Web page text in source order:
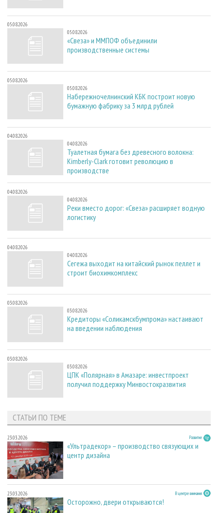
05.08.2026
05.08.2026
«Свеза» и ММПОФ объединили
производственные системы
05.08.2026
05.08.2026
Набережночелнинский КБК построит новую
бумажную фабрику за 3 млрд рублей
04.08.2026
04.08.2026
Туалетная бумага без древесного волокна:
Kimberly-Clark готовит революцию в
производстве
04.08.2026
04.08.2026
Реки вместо дорог: «Свеза» расширяет водную
логистику
04.08.2026
04.08.2026
Сегежа выходит на китайский рынок пеллет и
строит биохимкомплекс
03.08.2026
03.08.2026
Кредиторы «Соликамскбумпрома» настаивают
на введении наблюдения
03.08.2026
03.08.2026
ЦПК «Полярная» в Амазаре: инвестпроект
получил поддержку Минвостокразвития
СТАТЬИ ПО ТЕМЕ
23.03.2026 Развитие
«Ультрадекор» – производство связующих и
центр дизайна
23.03.2026 В центре внимания
Осторожно, двери открываются!